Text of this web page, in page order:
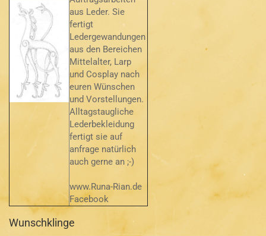
aus Leder. Sie
fertigt
Ledergewandungen
aus den Bereichen
Mittelalter, Larp
und Cosplay nach
euren Wünschen
und Vorstellungen.
Alltagstaugliche
Lederbekleidung
fertigt sie auf
anfrage natürlich
auch gerne an ;-)
www.Runa-Rian.de
Facebook
Wunschklinge